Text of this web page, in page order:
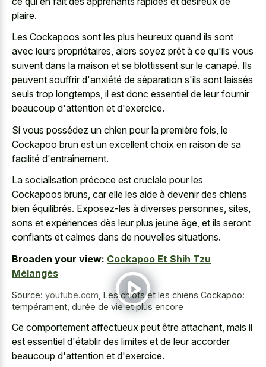
plaire.
Les Cockapoos sont les plus heureux quand ils sont
avec leurs propriétaires, alors soyez prêt à ce qu'ils vous
suivent dans la maison et se blottissent sur le canapé. Ils
peuvent souffrir d'anxiété de séparation s'ils sont laissés
seuls trop longtemps, il est donc essentiel de leur fournir
beaucoup d'attention et d'exercice.
Si vous possédez un chien pour la première fois, le
Cockapoo brun est un excellent choix en raison de sa
facilité d'entraînement.
La socialisation précoce est cruciale pour les
Cockapoos bruns, car elle les aide à devenir des chiens
bien équilibrés. Exposez-les à diverses personnes, sites,
sons et expériences dès leur plus jeune âge, et ils seront
confiants et calmes dans de nouvelles situations.
Broaden your view: Cockapoo Et Shih Tzu
Mélangés
Source: youtube.com Les chiots et les chiens Cockapoo:
tempérament, durée de vie et plus encore
Ce comportement affectueux peut être attachant, mais il
est essentiel d'établir des limites et de leur accorder
beaucoup d'attention et d'exercice.